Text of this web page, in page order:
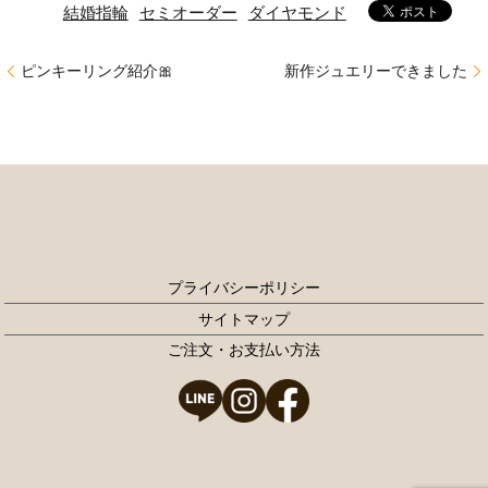
結婚指輪 セミオーダー ダイヤモンド
ピンキーリング紹介🎀 新作ジュエリーできました
プライバシーポリシー
サイトマップ
ご注文・お支払い方法